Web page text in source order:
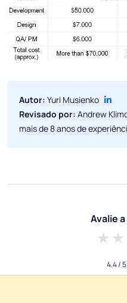
Autor: Yuri Musienko
Revisado por: Andrew
mais de 8 anos de
Avalie
1
4.4/ 5